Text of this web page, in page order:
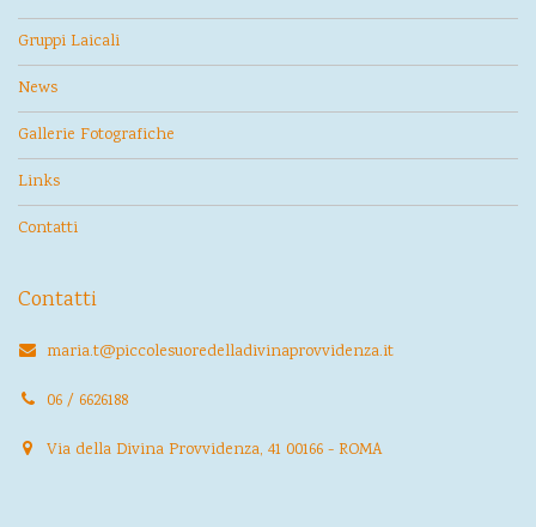
Gruppi Laicali
News
Gallerie Fotografiche
Links
Contatti
Contatti
maria.t@piccolesuoredelladivinaprovvidenza.it
06 / 6626188
Via della Divina Provvidenza, 41 00166 - ROMA